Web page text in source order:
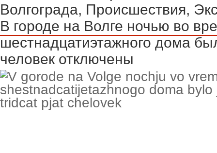
Волгограда, Происшествия,
В городе на Волге ночью во
шестнадцатиэтажного дома
человек отключены